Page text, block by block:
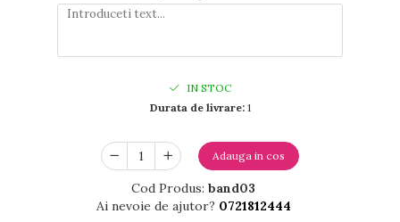
IN STOC
Durata de livrare:1
Adauga in cos
Cod Produs: band03
Ai nevoie de ajutor? 0721812444